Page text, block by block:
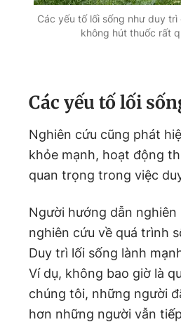
Các yếu tố lối sống như duy
không hút thuốc rất
Các yếu tố lối
Nghiên cứu cũng phát
khỏe mạnh, hoạt động
quan trọng trong việc
Người hướng dẫn nghiên
nghiên cứu về quá trình
Duy trì lối sống lành
Ví dụ, không bao giờ là
chúng tôi, những người
hơn những người vẫn